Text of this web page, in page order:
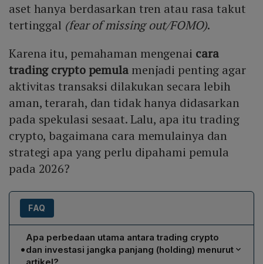
aset hanya berdasarkan tren atau rasa takut
tertinggal (fear of missing out/FOMO).
Karena itu, pemahaman mengenai cara
trading crypto pemulamenjadi penting agar
aktivitas transaksi dilakukan secara lebih
aman, terarah, dan tidak hanya didasarkan
pada spekulasi sesaat. Lalu, apa itu trading
crypto, bagaimana cara memulainya dan
strategi apa yang perlu dipahami pemula
pada 2026?
FAQ
•
Apa perbedaan utama antara trading crypto
dan investasi jangka panjang (holding) menurut
artikel?